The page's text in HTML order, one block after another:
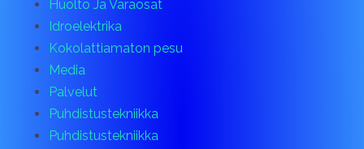
Huolto Ja Varaosat
Idroelektrika
Kokolattiamaton pesu
Media
Palvelut
Puhdistustekniikka
Puhdistustekniikka